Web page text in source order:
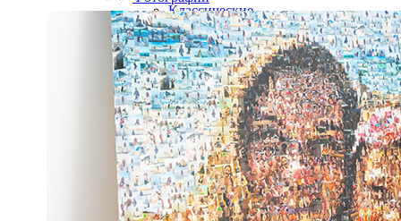
Ваш город:
Ваш регион доставки
Выберите из списка:
Классические
фото
10х10
10х15
13х18
15х15
15х20
20х20
20х30
30х30
30х40
А4
Фото
в